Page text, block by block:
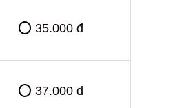
⭕ 35.000 đ
⭕ 37.000 đ